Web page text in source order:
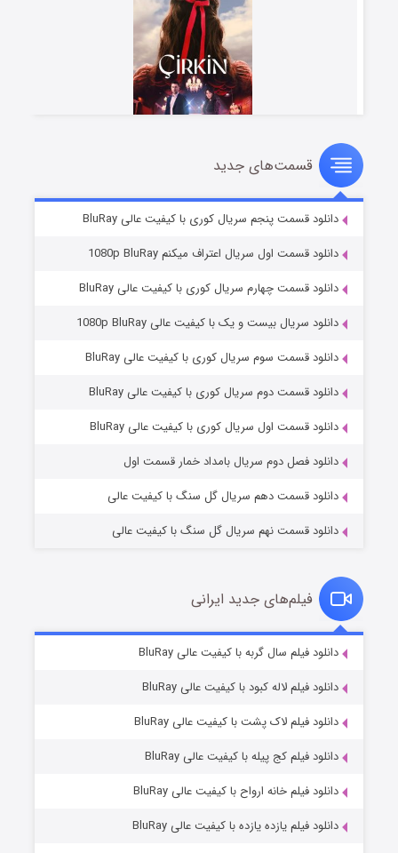
سریال زشت
قسمت۲ (زیرنویس) منتشر شد
مردگان متحرک: شهر مرده ۳
قسمت۲ (زیرنویس) منتشر شد
قسمت۷ (زیرنویس) منتشر شد
قسمت‌های جدید
دانلود قسمت پنجم سریال کوری با کیفیت عالی BluRay
دانلود قسمت اول سریال اعتراف میکنم 1080p BluRay
دانلود قسمت چهارم سریال کوری با کیفیت عالی BluRay
دانلود سریال بیست و یک با کیفیت عالی 1080p BluRay
دانلود قسمت سوم سریال کوری با کیفیت عالی BluRay
دانلود قسمت دوم سریال کوری با کیفیت عالی BluRay
دانلود قسمت اول سریال کوری با کیفیت عالی BluRay
دانلود فصل دوم سریال بامداد خمار قسمت اول
دانلود قسمت دهم سریال گل سنگ با کیفیت عالی
دانلود قسمت نهم سریال گل سنگ با کیفیت عالی
فیلم‌های جدید ایرانی
دانلود فیلم سال گربه با کیفیت عالی BluRay
دانلود فیلم لاله کبود با کیفیت عالی BluRay
دانلود فیلم لاک پشت با کیفیت عالی BluRay
دانلود فیلم کج‌ پیله با کیفیت عالی BluRay
دانلود فیلم خانه ارواح با کیفیت عالی BluRay
دانلود فیلم یازده یازده با کیفیت عالی BluRay